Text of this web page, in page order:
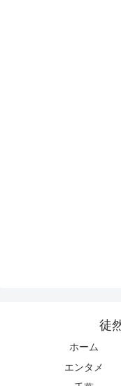
徒
ホーム
エンタメ